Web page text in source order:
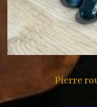
Lithothérapie
Pierre